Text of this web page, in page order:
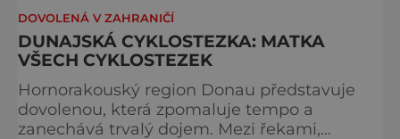
DOVOLENÁ V ZAHRANIČÍ
DUNAJSKÁ CYKLOSTEZKA: MATKA
VŠECH CYKLOSTEZEK
Hornorakouský region Donau představuje
dovolenou, která zpomaluje tempo a
zanechává trvalý dojem. Mezi řekami,